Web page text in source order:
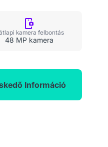
kamera felbontás
48 MP kamera
Információ